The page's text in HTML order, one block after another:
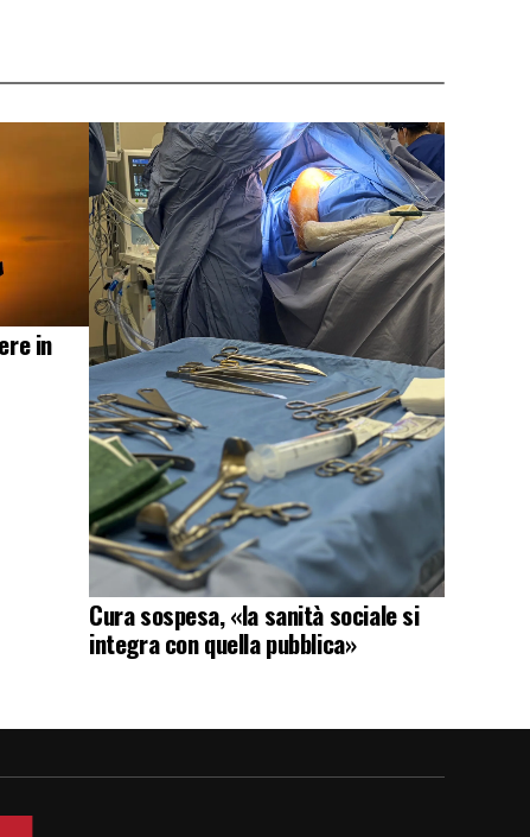
in
Cura sospesa, «la sanità sociale si
integra con quella pubblica»